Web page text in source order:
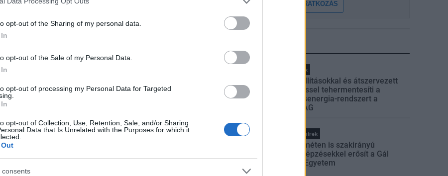
opt-out of the Sharing of my personal data.
opt-out of the Sale of my Personal Data.
opt-out of processing my Personal Data for Targeted
opt-out of Collection, Use, Retention, Sale, and/or Sharing
Data that Is Unrelated with the Purposes for which it
consents
FELIRATKOZÁS
Helyi hírek
Gyárleállításokkal és átszervezett
termeléssel tehermentesíti a
villamosenergia-rendszert a
STRABAG
Országos hírek
Kecskeméten is szakirányú
továbbképzésekkel erősít a Gál
Ferenc Egyetem